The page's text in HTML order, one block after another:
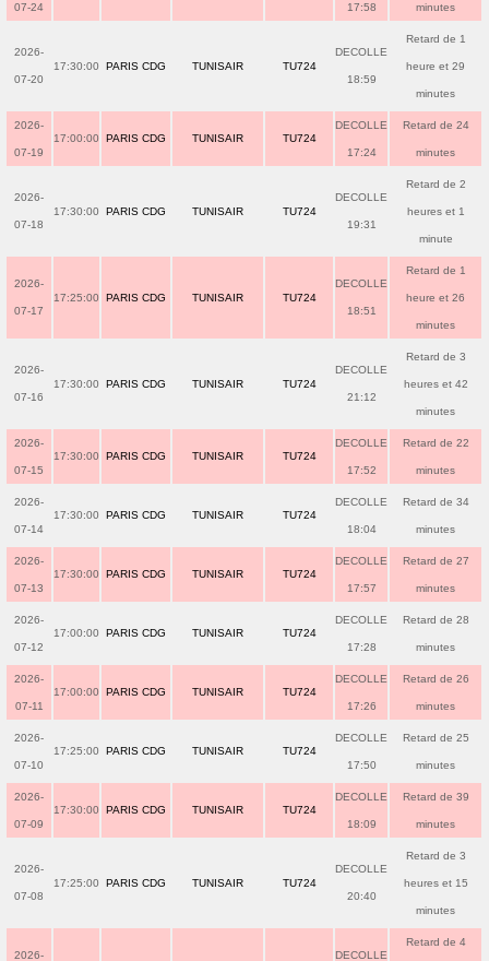
07-24 17:58 minutes
2026-
07-20
17:30:00 PARIS CDG TUNISAIR TU724
DECOLLE
18:59
Retard de 1
heure et 29
minutes
2026-
07-19
17:00:00 PARIS CDG TUNISAIR TU724
DECOLLE
17:24
Retard de 24
minutes
2026-
07-18
17:30:00 PARIS CDG TUNISAIR TU724
DECOLLE
19:31
Retard de 2
heures et 1
minute
2026-
07-17
17:25:00 PARIS CDG TUNISAIR TU724
DECOLLE
18:51
Retard de 1
heure et 26
minutes
2026-
07-16
17:30:00 PARIS CDG TUNISAIR TU724
DECOLLE
21:12
Retard de 3
heures et 42
minutes
2026-
07-15
17:30:00 PARIS CDG TUNISAIR TU724
DECOLLE
17:52
Retard de 22
minutes
2026-
07-14
17:30:00 PARIS CDG TUNISAIR TU724
DECOLLE
18:04
Retard de 34
minutes
2026-
07-13
17:30:00 PARIS CDG TUNISAIR TU724
DECOLLE
17:57
Retard de 27
minutes
2026-
07-12
17:00:00 PARIS CDG TUNISAIR TU724
DECOLLE
17:28
Retard de 28
minutes
2026-
07-11
17:00:00 PARIS CDG TUNISAIR TU724
DECOLLE
17:26
Retard de 26
minutes
2026-
07-10
17:25:00 PARIS CDG TUNISAIR TU724
DECOLLE
17:50
Retard de 25
minutes
2026-
07-09
17:30:00 PARIS CDG TUNISAIR TU724
DECOLLE
18:09
Retard de 39
minutes
2026-
07-08
17:25:00 PARIS CDG TUNISAIR TU724
DECOLLE
20:40
Retard de 3
heures et 15
minutes
2026- DECOLLE
Retard de 4